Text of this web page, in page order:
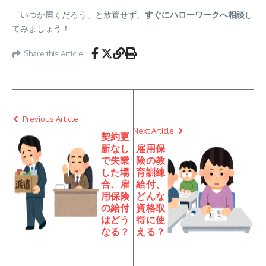
「いつか届くだろう」と放置せず、 すぐにハローワークへ相談し
てみましょう！
Share this Article
Previous Article
契約更
新なし
で失業
した場
合、雇
用保険
の給付
はどう
なる？
Next Article
雇用保
険の教
育訓練
給付、
どんな
資格取
得に使
える？